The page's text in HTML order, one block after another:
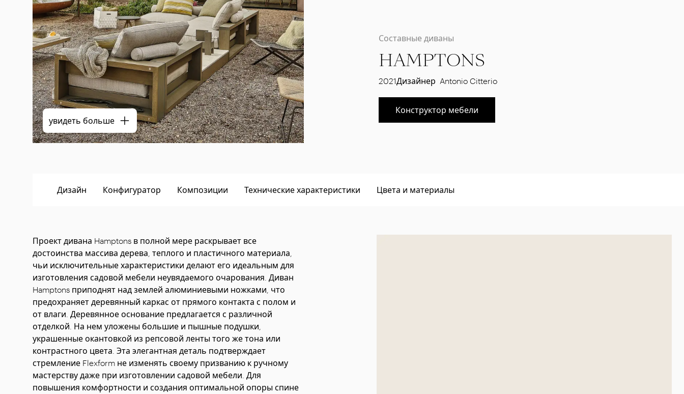
увидеть больше
Составные диваны
HAMPTONS
2021Дизайнер Antonio Citterio
Конструктор мебели
Дизайн Конфигуратор Композиции Технические характеристики Цвета и материалы
Проект дивана Hamptons в полной мере раскрывает все
достоинства массива дерева, теплого и пластичного материала,
чьи исключительные характеристики делают его идеальным для
изготовления садовой мебели неувядаемого очарования. Диван
Hamptons приподнят над землей алюминиевыми ножками, что
предохраняет деревянный каркас от прямого контакта с полом и
от влаги. Деревянное основание предлагается с различной
отделкой. На нем уложены большие и пышные подушки,
украшенные окантовкой из репсовой ленты того же тона или
контрастного цвета. Эта элегантная деталь подтверждает
стремление Flexform не изменять своему призванию к ручному
мастерству даже при изготовлении садовой мебели. Для
повышения комфортности и создания оптимальной опоры спине